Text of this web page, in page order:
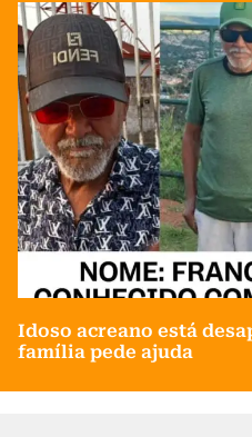
Idoso acreano está
família pede ajuda